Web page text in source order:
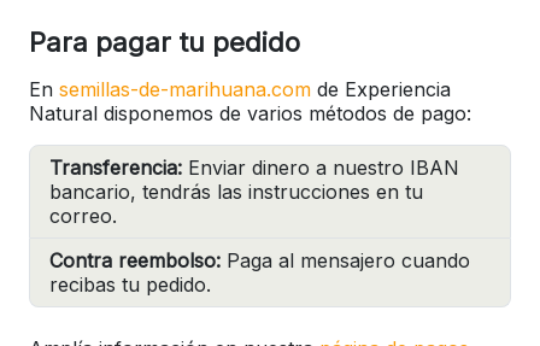
Para pagar tu pedido
En semillas-de-marihuana.com de Experiencia
Natural disponemos de varios métodos de pago:
Transferencia: Enviar dinero a nuestro IBAN
bancario, tendrás las instrucciones en tu
correo.
Contra reembolso: Paga al mensajero cuando
recibas tu pedido.